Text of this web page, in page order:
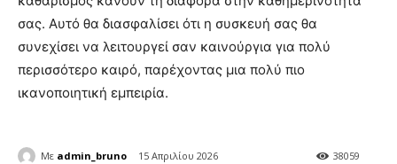
σας. Αυτό θα διασφαλίσει ότι η συσκευή σας θα
συνεχίσει να λειτουργεί σαν καινούργια για πολύ
περισσότερο καιρό, παρέχοντας μια πολύ πιο
ικανοποιητική εμπειρία.
38059
Με admin_bruno 15 Απριλίου 2026